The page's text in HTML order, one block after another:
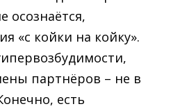
осознаётся,
«с койки на койку».
партнёров – не в
есть